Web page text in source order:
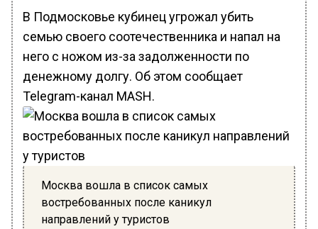
В Подмосковье кубинец угрожал убить
семью своего соотечественника и напал на
него с ножом из-за задолженности по
денежному долгу. Об этом сообщает
Telegram-канал MASН.
Москва вошла в список самых
востребованных после каникул
направлений у туристов